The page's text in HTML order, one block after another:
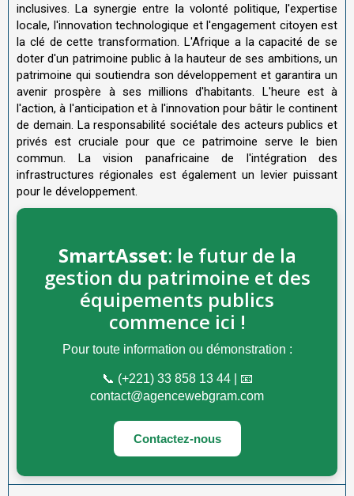
inclusives. La synergie entre la volonté politique, l'expertise
locale, l'innovation technologique et l'engagement citoyen est
la clé de cette transformation. L'Afrique a la capacité de se
doter d'un patrimoine public à la hauteur de ses ambitions, un
patrimoine qui soutiendra son développement et garantira un
avenir prospère à ses millions d'habitants. L'heure est à
l'action, à l'anticipation et à l'innovation pour bâtir le continent
de demain. La responsabilité sociétale des acteurs publics et
privés est cruciale pour que ce patrimoine serve le bien
commun. La vision panafricaine de l'intégration des
infrastructures régionales est également un levier puissant
pour le développement.
SmartAsset: le futur de la
gestion du patrimoine et des
équipements publics
commence ici !
Pour toute information ou démonstration :
📞 (+221) 33 858 13 44 | 📧
contact@agencewebgram.com
Contactez-nous